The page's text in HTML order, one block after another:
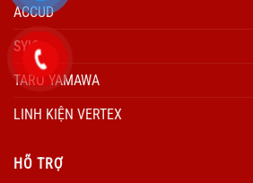
ACCUD
SYIC
TARO YAMAWA
LINH KIỆN VERTEX
HÕ TRỢ